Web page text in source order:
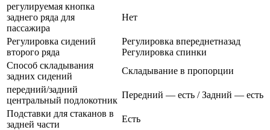
регулируемая кнопка
заднего ряда для
пассажира
Нет
Регулировка сидений
второго ряда
Регулировка впереднетназад
Регулировка спинки
Способ складывания
задних сидений
Складывание в пропорции
передний/задний
центральный подлокотник
Передний — есть / Задний — есть
Подставки для стаканов в
задней части
Есть